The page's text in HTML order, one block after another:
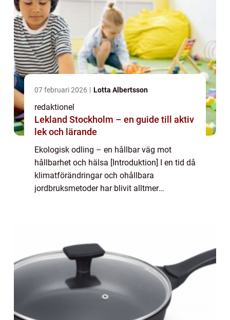
07 februari 2026 Lotta Albertsson
redaktionel
Lekland Stockholm – en guide till aktiv
lek och lärande
Ekologisk odling – en hållbar väg mot
hållbarhet och hälsa [Introduktion] I en tid då
klimatförändringar och ohållbara
jordbruksmetoder har blivit alltmer